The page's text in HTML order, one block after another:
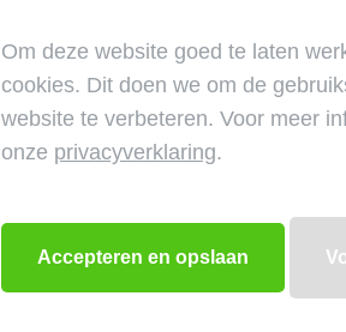
Om deze website goed te laten
cookies. Dit doen we om de
website te verbeteren. Voor meer
onze privacyverklaring.